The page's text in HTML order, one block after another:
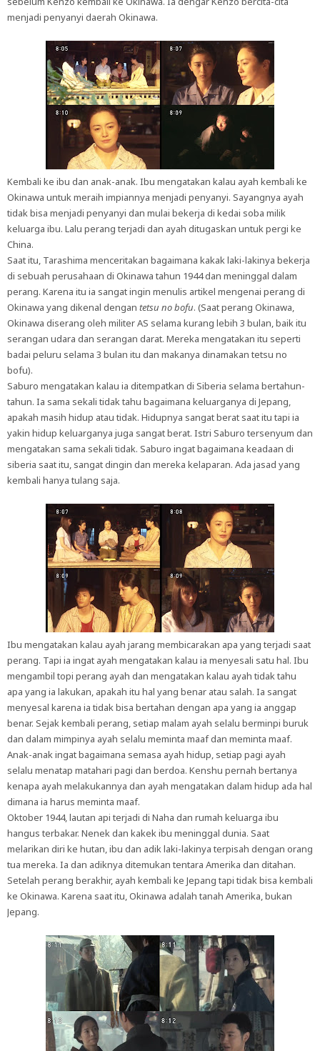
menjadi penyanyi daerah Okinawa.
Kembali ke ibu dan anak-anak. Ibu mengatakan kalau ayah kembali ke
Okinawa untuk meraih impiannya menjadi penyanyi. Sayangnya ayah
tidak bisa menjadi penyanyi dan mulai bekerja di kedai soba milik
keluarga ibu. Lalu perang terjadi dan ayah ditugaskan untuk pergi ke
China.
Saat itu, Tarashima menceritakan bagaimana kakak laki-lakinya bekerja
di sebuah perusahaan di Okinawa tahun 1944 dan meninggal dalam
perang. Karena itu ia sangat ingin menulis artikel mengenai perang di
Okinawa yang dikenal dengan tetsu no bofu. (Saat perang Okinawa,
Okinawa diserang oleh militer AS selama kurang lebih 3 bulan, baik itu
serangan udara dan serangan darat. Mereka mengatakan itu seperti
badai peluru selama 3 bulan itu dan makanya dinamakan tetsu no
bofu).
Saburo mengatakan kalau ia ditempatkan di Siberia selama bertahun-
tahun. Ia sama sekali tidak tahu bagaimana keluarganya di Jepang,
apakah masih hidup atau tidak. Hidupnya sangat berat saat itu tapi ia
yakin hidup keluarganya juga sangat berat. Istri Saburo tersenyum dan
mengatakan sama sekali tidak. Saburo ingat bagaimana keadaan di
siberia saat itu, sangat dingin dan mereka kelaparan. Ada jasad yang
kembali hanya tulang saja.
Ibu mengatakan kalau ayah jarang membicarakan apa yang terjadi saat
perang. Tapi ia ingat ayah mengatakan kalau ia menyesali satu hal. Ibu
mengambil topi perang ayah dan mengatakan kalau ayah tidak tahu
apa yang ia lakukan, apakah itu hal yang benar atau salah. Ia sangat
menyesal karena ia tidak bisa bertahan dengan apa yang ia anggap
benar. Sejak kembali perang, setiap malam ayah selalu berminpi buruk
dan dalam mimpinya ayah selalu meminta maaf dan meminta maaf.
Anak-anak ingat bagaimana semasa ayah hidup, setiap pagi ayah
selalu menatap matahari pagi dan berdoa. Kenshu pernah bertanya
kenapa ayah melakukannya dan ayah mengatakan dalam hidup ada hal
dimana ia harus meminta maaf.
Oktober 1944, lautan api terjadi di Naha dan rumah keluarga ibu
hangus terbakar. Nenek dan kakek ibu meninggal dunia. Saat
melarikan diri ke hutan, ibu dan adik laki-lakinya terpisah dengan orang
tua mereka. Ia dan adiknya ditemukan tentara Amerika dan ditahan.
Setelah perang berakhir, ayah kembali ke Jepang tapi tidak bisa kembali
ke Okinawa. Karena saat itu, Okinawa adalah tanah Amerika, bukan
Jepang.